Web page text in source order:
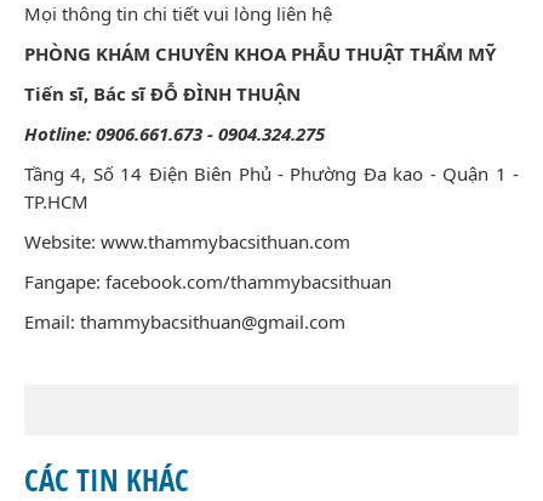
Mọi thông tin chi tiết vui lòng liên hệ
PHÒNG KHÁM CHUYÊN KHOA PHẪU THUẬT THẨM MỸ
Tiến sĩ, Bác sĩ ĐỖ ĐÌNH THUẬN
Hotline: 0906.661.673 - 0904.324.275
Tầng 4, Số 14 Điện Biên Phủ - Phường Đa kao - Quận 1 -
TP.HCM
Website: www.thammybacsithuan.com
Fangape: facebook.com/thammybacsithuan
Email: thammybacsithuan@gmail.com
CÁC TIN KHÁC